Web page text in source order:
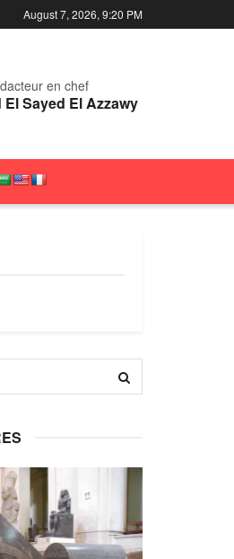
August 7, 2026, 9:20 PM
en chef
El Sayed El Azzawy